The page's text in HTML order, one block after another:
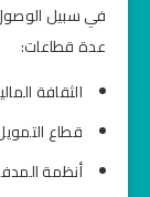
في سبيل
عدة قطاعات:
الثقافة
قطاع
أنظمة